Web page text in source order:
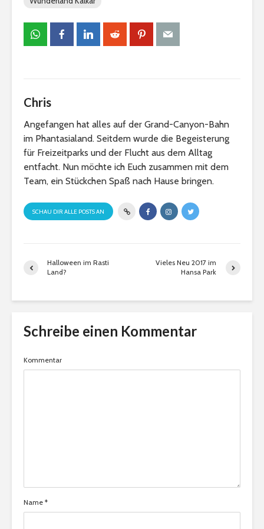
Chris
Angefangen hat alles auf der Grand-Canyon-Bahn
im Phantasialand. Seitdem wurde die Begeisterung
für Freizeitparks und der Flucht aus dem Alltag
entfacht. Nun möchte ich Euch zusammen mit dem
Team, ein Stückchen Spaß nach Hause bringen.
SCHAU DIR ALLE POSTS AN
Halloween im Rasti
Land?
Vieles Neu 2017 im
Hansa Park
Schreibe einen Kommentar
Kommentar
Name *